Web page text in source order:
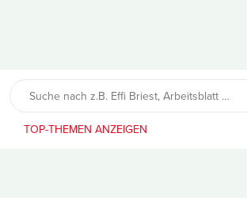
Lehrerfreund
TOP-THEMEN